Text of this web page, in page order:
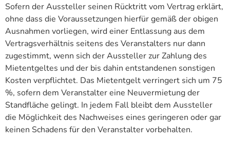
Sofern der Aussteller seinen Rücktritt vom Vertrag erklärt,
ohne dass die Voraussetzungen hierfür gemäß der obigen
Ausnahmen vorliegen, wird einer Entlassung aus dem
Vertragsverhältnis seitens des Veranstalters nur dann
zugestimmt, wenn sich der Aussteller zur Zahlung des
Mietentgeltes und der bis dahin entstandenen sonstigen
Kosten verpflichtet. Das Mietentgelt verringert sich um 75
%, sofern dem Veranstalter eine Neuvermietung der
Standfläche gelingt. In jedem Fall bleibt dem Aussteller
die Möglichkeit des Nachweises eines geringeren oder gar
keinen Schadens für den Veranstalter vorbehalten.